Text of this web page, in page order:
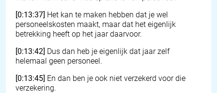
[0:13:37] Het kan te maken hebben dat je wel
personeelskosten maakt, maar dat het eigenlijk
betrekking heeft op het jaar daarvoor.
[0:13:42] Dus dan heb je eigenlijk dat jaar zelf
helemaal geen personeel.
[0:13:45] En dan ben je ook niet verzekerd voor die
verzekering.